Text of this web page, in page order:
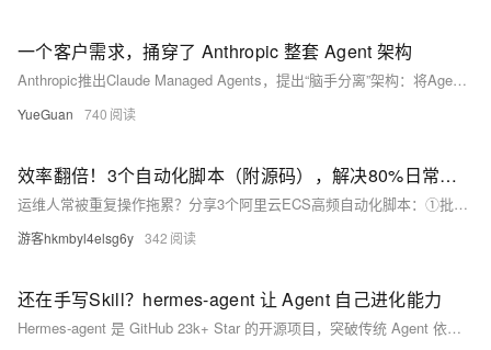
一个客户需求，捅穿了 Anthropic 整套 Agent 架构
Anthropic推出Claude Managed Agents，提出“脑手分离”架构：将Agent的“大脑”（Harness）、“手”（Sandbox）与“会话”（Session）解耦为独立组件。此举解决模型升级导致框架失效、私有云接入困难、安全凭据泄露等痛点，提升稳定性、安全性与性能（TTFT中位数降60%），并实现基础设施与模型能力的独立演进。
YueGuan 740
效率翻倍！3个自动化脚本（附源码），解决80%日常重复工作
运维人常被重复操作拖累？分享3个阿里云ECS高频自动化脚本：①批量巡检（CPU/内存/磁盘告警）；②日志自动清理（7天+定时执行）；③Python批量重启服务（基于阿里云SDK）。均经生产验证，轻量易用、开箱即用，助你释放80%重复劳力！
游客hkmbyl4elsg6y 342
还在手写Skill？hermes-agent 让 Agent 自己进化能力
Hermes-agent 是 GitHub 23k+ Star 的开源项目，突破传统 Agent 依赖人工编写Aegnt Skill 的瓶颈，首创“自我进化”机制：通过失败→反思→自动生成技能→持续优化的闭环，让 Agent 在实践中自主构建、更新技能库，持续自我改进。